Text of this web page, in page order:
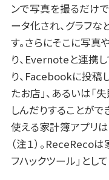
ンで写真を撮るだけ
ータ化され、グラフ
す。さらにそこに写
り、Evernoteと連携
り、Facebookに投稿
たお店」、あるいは「
しんだりすることが
使える家計簿アプリ
（注１）。ReceReco
フハックツール」とし